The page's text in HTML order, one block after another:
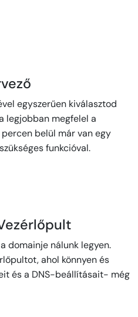
egyszerűen kiválasztod
legjobban megfelel a
belül már van egy
funkcióval.
domainje nálunk legyen.
ahol könnyen és
és a DNS-beállításait- még